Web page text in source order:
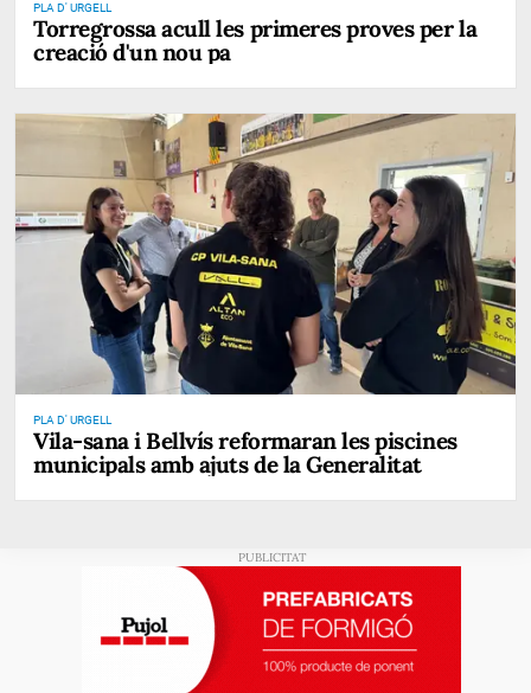
PLA D' URGELL
Torregrossa acull les primeres proves per la
creació d'un nou pa
PLA D' URGELL
Vila-sana i Bellvís reformaran les piscines
municipals amb ajuts de la Generalitat